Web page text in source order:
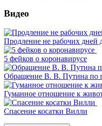
Видео
Продление не рабочих дней
5 фейков о коронавирусе
Обращение В. В. Путина по
Гуманное отношение к
Спасение косатки Вилли